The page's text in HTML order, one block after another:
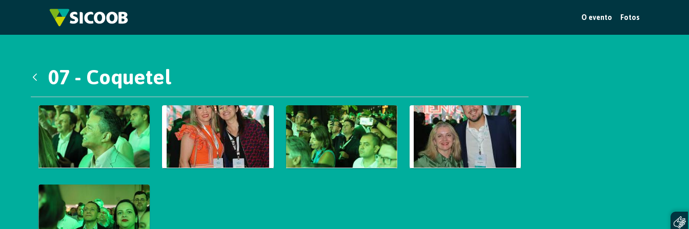
Pular para o Conteúdo principal
O evento Fotos
07 - Coquetel
Galeria de Mídias